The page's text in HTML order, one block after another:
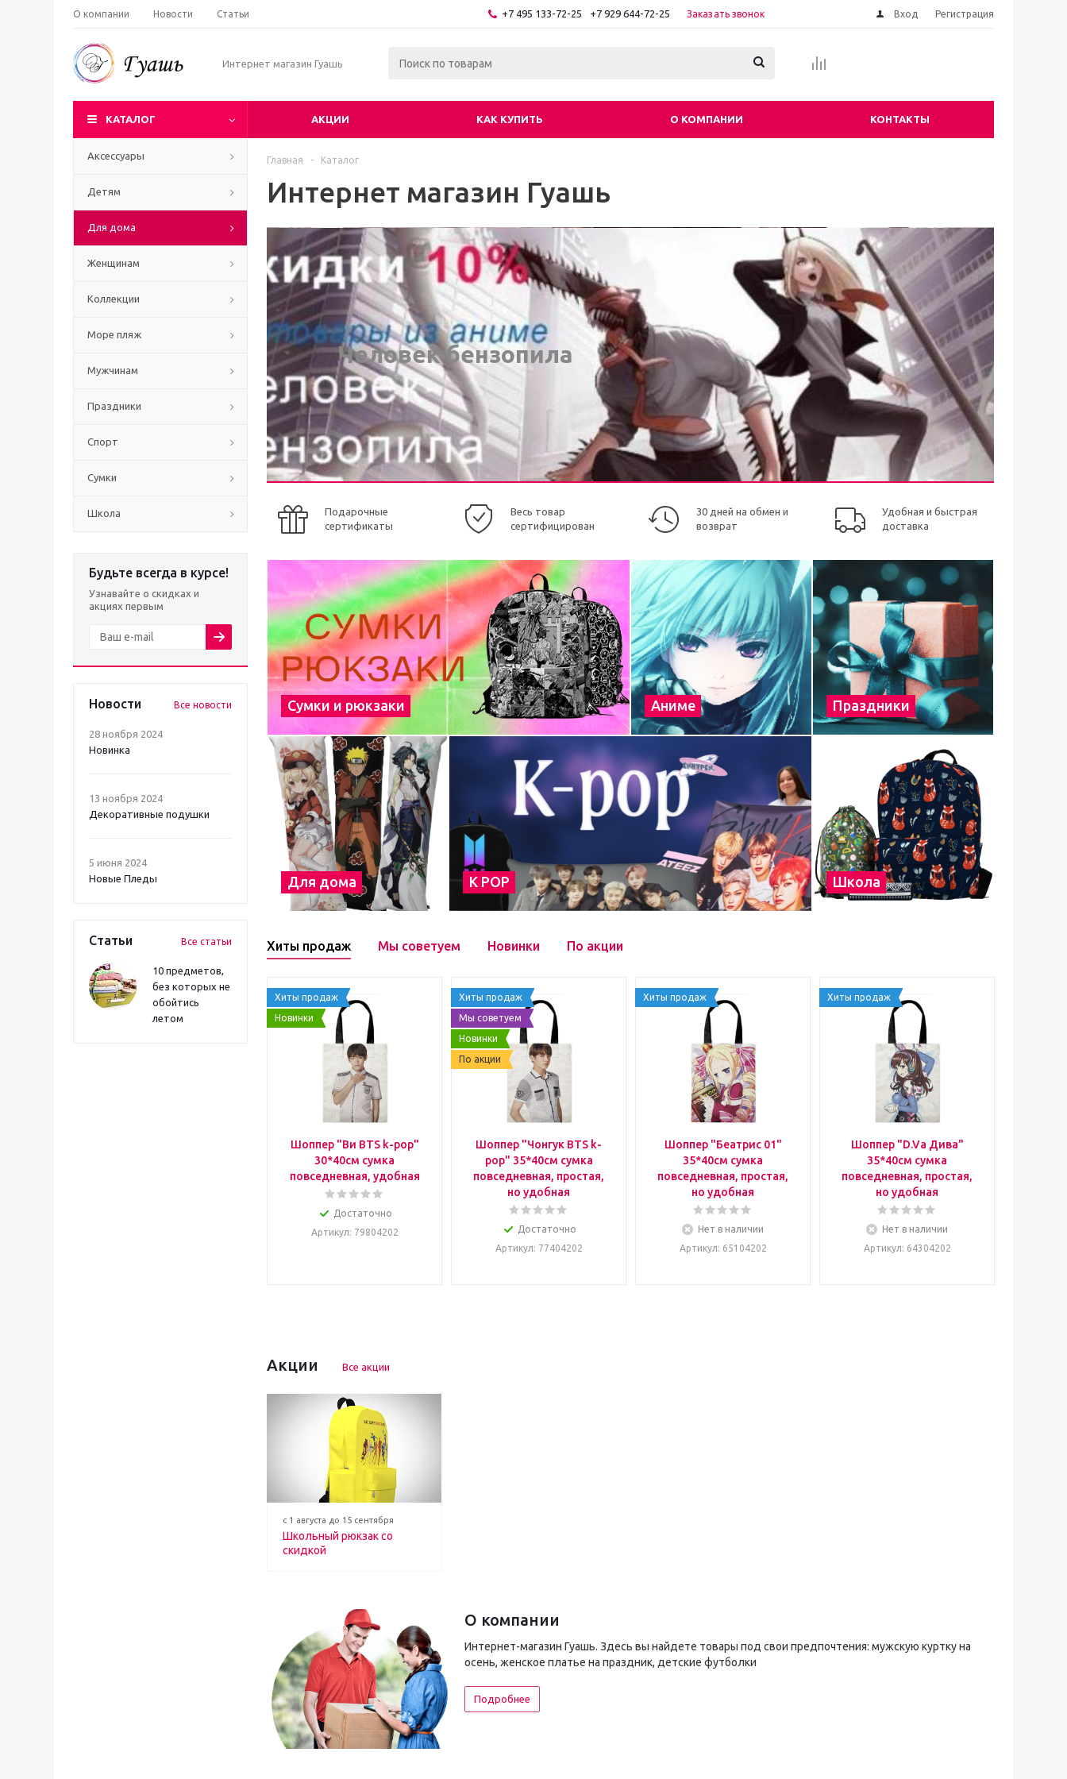
О компании Новости Статьи +7 495 133-72-25 +7 929 644-72-25 Заказать звонок Вход Регистрация
Интернет магазин Гуашь
КАТАЛОГ АКЦИИ КАК КУПИТЬ О КОМПАНИИ КОНТАКТЫ
Аксессуары
Детям
Для дома
Женщинам
Коллекции
Море пляж
Мужчинам
Праздники
Спорт
Сумки
Школа
Будьте всегда в курсе!
Узнавайте о скидках и
акциях первым
Новости Все новости
28 ноября 2024
Новинка
13 ноября 2024
Декоративные подушки
5 июня 2024
Новые Пледы
Статьи Все статьи
10 предметов,
без которых не
обойтись
летом
Главная - Каталог
Интернет магазин Гуашь
Человек бензопила
Подарочные
сертификаты
Весь товар
сертифицирован
30 дней на обмен и
возврат
Удобная и быстрая
доставка
Сумки и рюкзаки Аниме Праздники
Для дома К POP Школа
Хиты продаж Мы советуем Новинки По акции
Хиты продаж
Новинки
Шоппер "Ви BTS k-pop"
30*40см сумка
повседневная, удобная
Достаточно
Артикул: 79804202
Хиты продаж
Мы советуем
Новинки
По акции
Шоппер "Чонгук BTS k-
pop" 35*40см сумка
повседневная, простая,
но удобная
Достаточно
Артикул: 77404202
Хиты продаж
Шоппер "Беатрис 01"
35*40см сумка
повседневная, простая,
но удобная
Нет в наличии
Артикул: 65104202
Хиты продаж
Шоппер "D.Va Дива"
35*40см сумка
повседневная, простая,
но удобная
Нет в наличии
Артикул: 64304202
Акции Все акции
с 1 августа до 15 сентября
Школьный рюкзак со
скидкой
О компании
Интернет-магазин Гуашь. Здесь вы найдете товары под свои предпочтения: мужскую куртку на
осень, женское платье на праздник, детские футболки
Подробнее